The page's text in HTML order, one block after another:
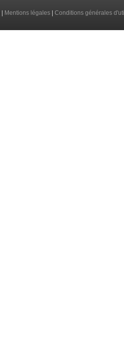
Mentions légales Conditions générales